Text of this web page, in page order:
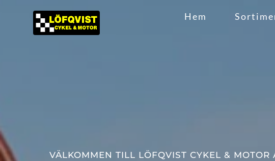
Hem
VÄLKOMMEN TILL LÖFQVIST CYKEL & MOTOR